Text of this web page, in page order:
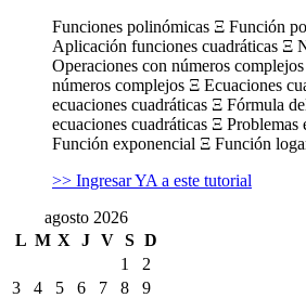
Funciones polinómicas Ξ Función
Aplicación funciones cuadráticas Ξ
Operaciones con números
números complejos Ξ Ecuaciones
ecuaciones cuadráticas Ξ Fórmula
ecuaciones cuadráticas Ξ Problemas
Función exponencial Ξ Función
>> Ingresar YA a este tutorial
agosto 2026
L M X J V S D
1
2
3
4 5 6 7 8
9